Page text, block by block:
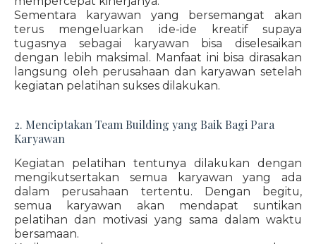
Sementara karyawan yang bersemangat akan
terus mengeluarkan ide-ide kreatif supaya
tugasnya sebagai karyawan bisa diselesaikan
dengan lebih maksimal. Manfaat ini bisa dirasakan
langsung oleh perusahaan dan karyawan setelah
kegiatan pelatihan sukses dilakukan.
2. Menciptakan Team Building yang Baik Bagi Para
Karyawan
Kegiatan pelatihan tentunya dilakukan dengan
mengikutsertakan semua karyawan yang ada
dalam perusahaan tertentu. Dengan begitu,
semua karyawan akan mendapat suntikan
pelatihan dan motivasi yang sama dalam waktu
bersamaan.